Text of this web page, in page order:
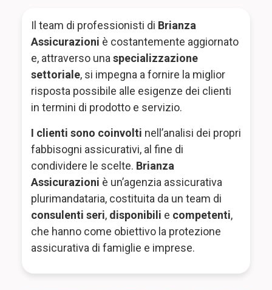
Il team di professionisti di Brianza
Assicurazioni è costantemente aggiornato
e, attraverso unaspecializzazione
settoriale, si impegna a fornire la miglior
risposta possibile alle esigenze dei clienti
in termini di prodotto e servizio.
I clienti sono coinvolti nell’analisi dei propri
fabbisogni assicurativi, al fine di
condividere le scelte. Brianza
Assicurazioni è un’agenzia assicurativa
plurimandataria, costituita da un team di
consulenti seri, disponibili e competenti,
che hanno come obiettivo la protezione
assicurativa di famiglie e imprese.